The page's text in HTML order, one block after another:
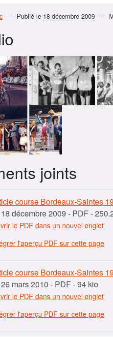
Publié le 18 décembre 2009
joints
course Bordeaux-Saintes
18 décembre 2009 - PDF-
le PDF dans un nouvel onglet
l'aperçu PDF sur cette page
course Bordeaux-Saintes
26 mars 2010 - PDF-94 kio
le PDF dans un nouvel onglet
l'aperçu PDF sur cette page